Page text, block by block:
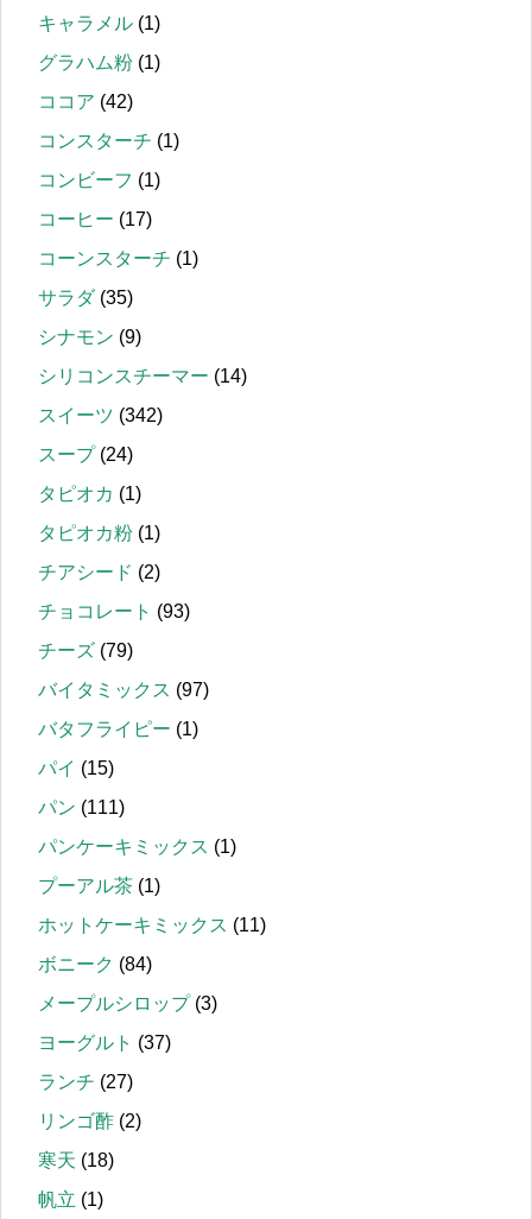
キャラメル (1)
グラハム粉 (1)
ココア (42)
コンスターチ (1)
コンビーフ (1)
コーヒー (17)
コーンスターチ (1)
サラダ(35)
シナモン (9)
シリコンスチーマー (14)
スイーツ (342)
スープ(24)
タピオカ (1)
タピオカ粉 (1)
チアシード (2)
チョコレート (93)
チーズ (79)
バイタミックス (97)
バタフライピー (1)
パイ (15)
パン (111)
パンケーキミックス (1)
プーアル茶 (1)
ホットケーキミックス (11)
ボニーク (84)
メープルシロップ(3)
ヨーグルト (37)
ランチ (27)
リンゴ酢 (2)
寒天 (18)
帆立 (1)